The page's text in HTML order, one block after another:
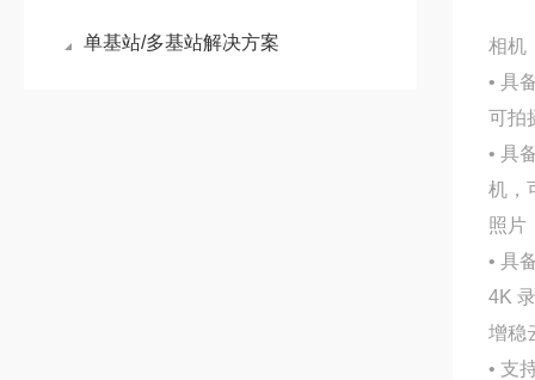
单基站/多基站解决方案
相机
• 具
可拍
• 具
机，
照片
• 具
4K
增稳
• 支